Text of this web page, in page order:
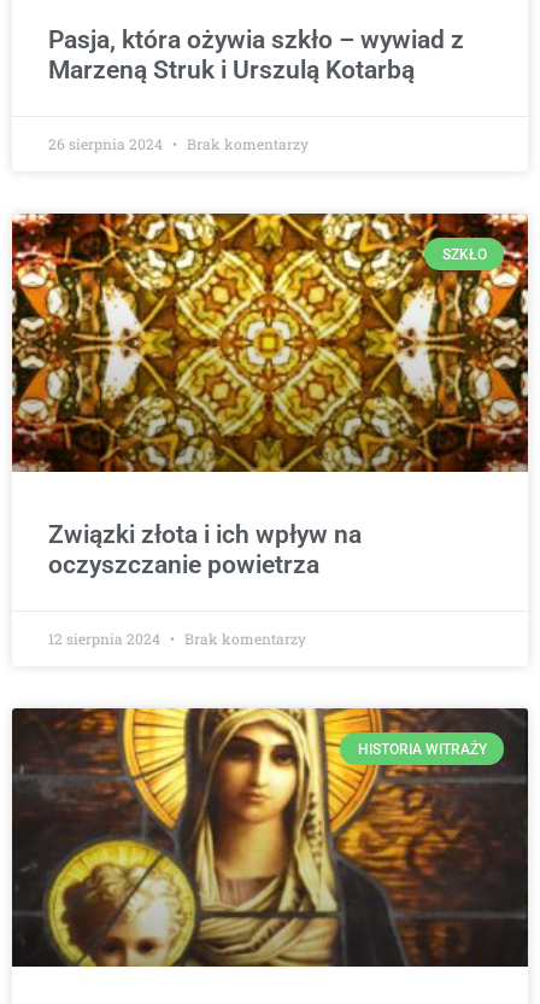
Pasja, która ożywia szkło – wywiad z
Marzeną Struk i Urszulą Kotarbą
26 sierpnia 2024 Brak komentarzy
SZKŁO
Związki złota i ich wpływ na
oczyszczanie powietrza
12 sierpnia 2024 Brak komentarzy
HISTORIA WITRAŻY